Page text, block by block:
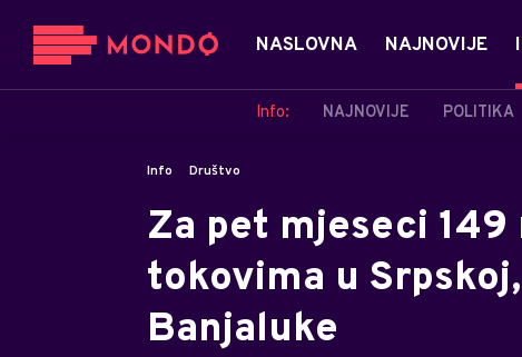
NASLOVNA NAJNOVIJE
Info: NAJNOVIJE POLITIKA
Info Društvo
Za pet mjeseci
tokovima u
Banjaluke